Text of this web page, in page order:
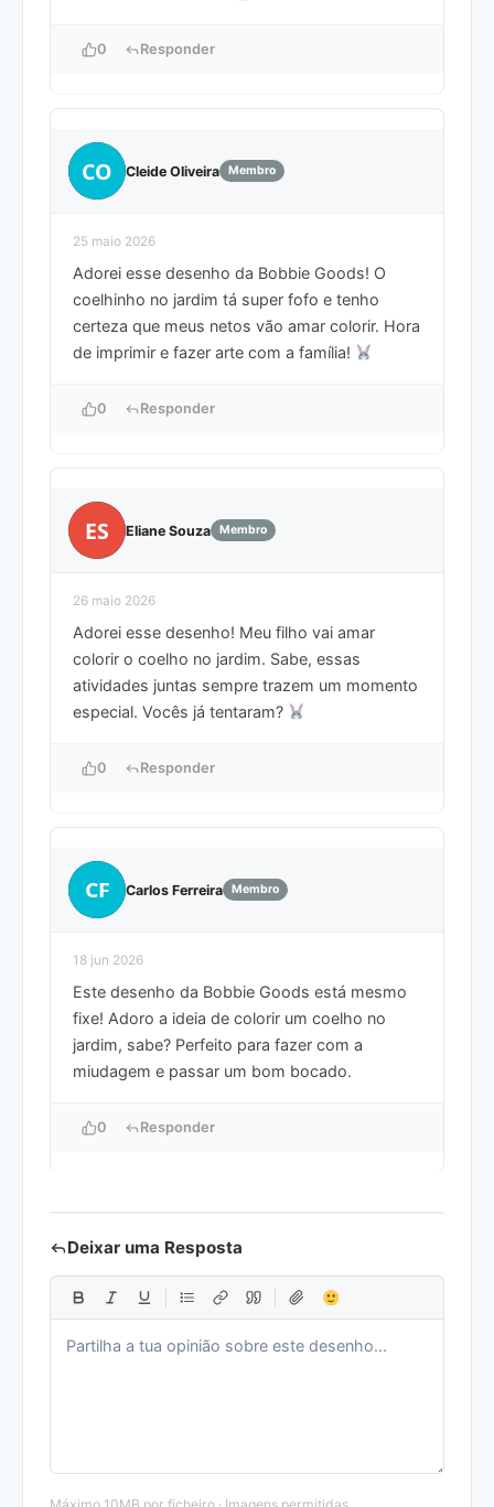
0 Responder
CO Cleide Oliveira Membro
25 maio 2026
Adorei esse desenho da Bobbie Goods! O
coelhinho no jardim tá super fofo e tenho
certeza que meus netos vão amar colorir. Hora
de imprimir e fazer arte com a família!
0 Responder
ES Eliane Souza Membro
26 maio 2026
Adorei esse desenho! Meu filho vai amar
colorir o coelho no jardim. Sabe, essas
atividades juntas sempre trazem um momento
especial. Vocês já tentaram?
0 Responder
CF Carlos Ferreira Membro
18 jun 2026
Este desenho da Bobbie Goods está mesmo
fixe! Adoro a ideia de colorir um coelho no
jardim, sabe? Perfeito para fazer com a
miudagem e passar um bom bocado.
0 Responder
Deixar uma Resposta